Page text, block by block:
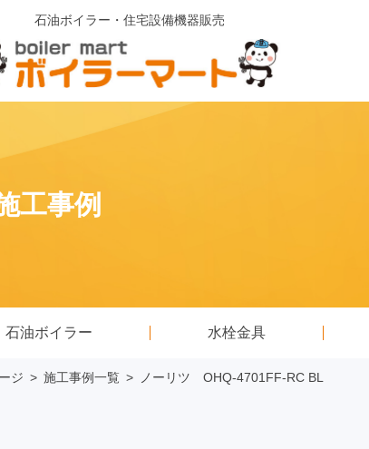
石油ボイラー・住宅設備機器販売
工事例
石油ボイラー 水栓金具
ジ > 施工事例一覧 > ノーリツ OHQ-4701FF-RC BL